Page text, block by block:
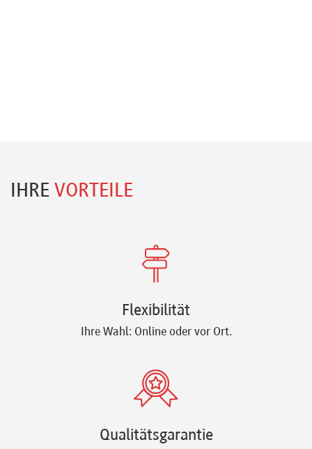
IHRE VORTEILE
Flexibilität
Ihre Wahl: Online oder vor Ort.
Qualitätsgarantie